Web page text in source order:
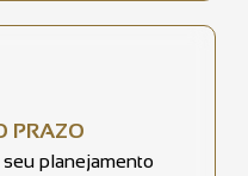
PRAZO
planejamento